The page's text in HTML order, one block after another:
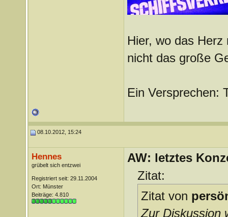
Hier, wo das Herz
nicht das große
Ein Versprechen:
08.10.2012, 15:24
Hennes
grübelt sich entzwei
Registriert seit: 29.11.2004
Ort: Münster
Beiträge: 4.810
AW: letztes
Zitat:
Zitat von
Zur Diskussion